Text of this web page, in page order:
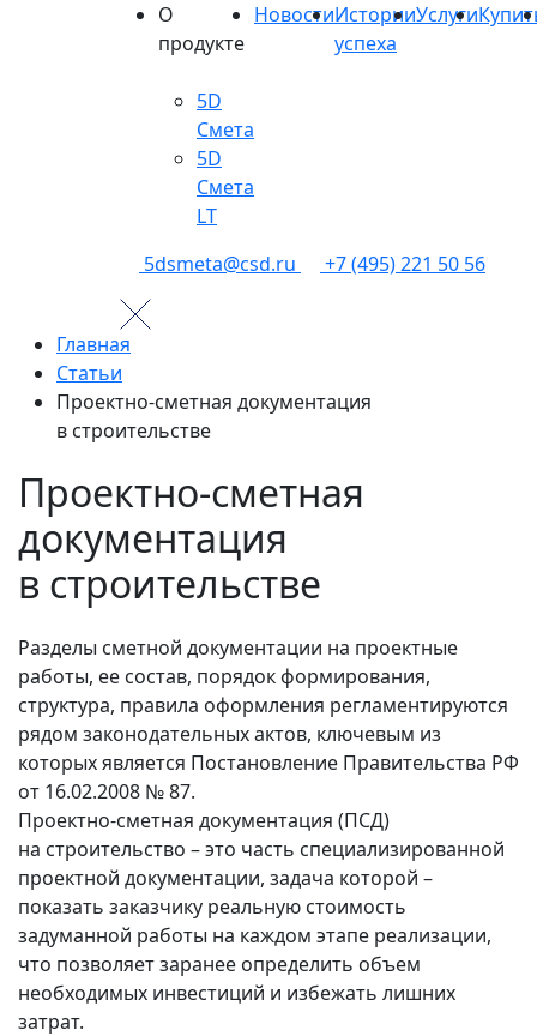
О
продукте
5D
Смета
5D
Смета
LT
НовостиИстории
успеха
Услуги
5dsmeta@csd.ru +7 (495) 221 50 56
Главная
Статьи
Проектно-сметная документация
в строительстве
Проектно-сметная
документация
в строительстве
Разделы сметной документации на проектные
работы, ее состав, порядок формирования,
структура, правила оформления регламентируются
рядом законодательных актов, ключевым из
которых является Постановление Правительства РФ
от 16.02.2008 № 87.
Проектно‑сметная документация (ПСД)
на строительcтво – это часть специализированной
проектной документации, задача которой –
показать заказчику реальную стоимость
задуманной работы на каждом этапе реализации,
что позволяет заранее определить объем
необходимых инвестиций и избежать лишних
затрат.